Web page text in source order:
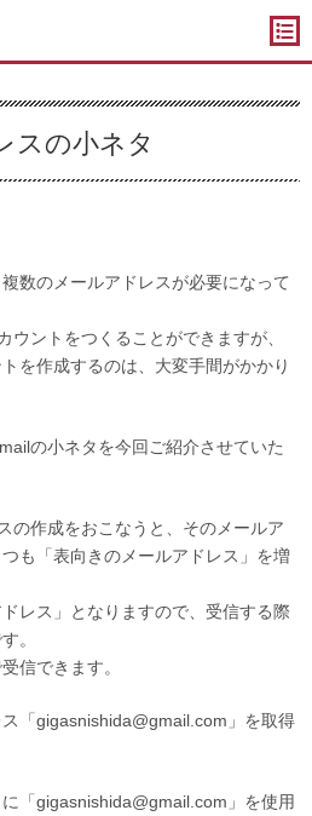
スの小ネタ
数のメールアドレスが必要になって
ウントをつくることができますが、
を作成するのは、大変手間がかかり
の小ネタを今回ご紹介させていた
の作成をおこなうと、そのメールア
も「表向きのメールアドレス」を増
レス」となりますので、受信する際
。
信できます。
「gigasnishida@gmail.com」を取得
「gigasnishida@gmail.com」を使用